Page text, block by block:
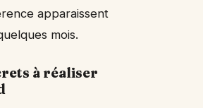
apparaissent
mois.
à réaliser